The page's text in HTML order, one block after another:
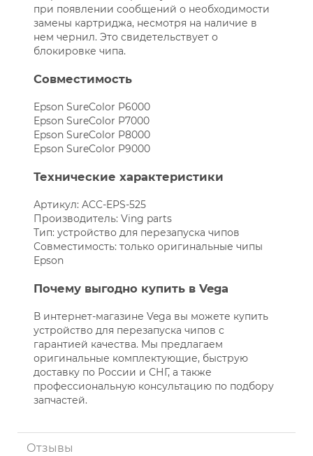
при появлении сообщений о необходимости
замены картриджа, несмотря на наличие в
нем чернил. Это свидетельствует о
блокировке чипа.
Совместимость
Epson SureColor P6000
Epson SureColor P7000
Epson SureColor P8000
Epson SureColor P9000
Технические характеристики
Артикул: ACC-EPS-525
Производитель: Ving parts
Тип: устройство для перезапуска чипов
Совместимость: только оригинальные чипы
Epson
Почему выгодно купить в Vega
В интернет-магазине Vega вы можете купить
устройство для перезапуска чипов с
гарантией качества. Мы предлагаем
оригинальные комплектующие, быструю
доставку по России и СНГ, а также
профессиональную консультацию по подбору
запчастей.
Отзывы